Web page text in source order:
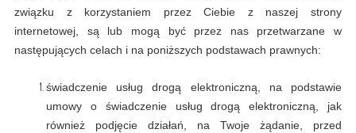
związku z korzystaniem przez Ciebie z naszej strony
internetowej, są lub mogą być przez nas przetwarzane w
następujących celach i na poniższych podstawach prawnych:
świadczenie usług drogą elektroniczną, na podstawie
umowy o świadczenie usług drogą elektroniczną, jak
również podjęcie działań, na Twoje żądanie, przed